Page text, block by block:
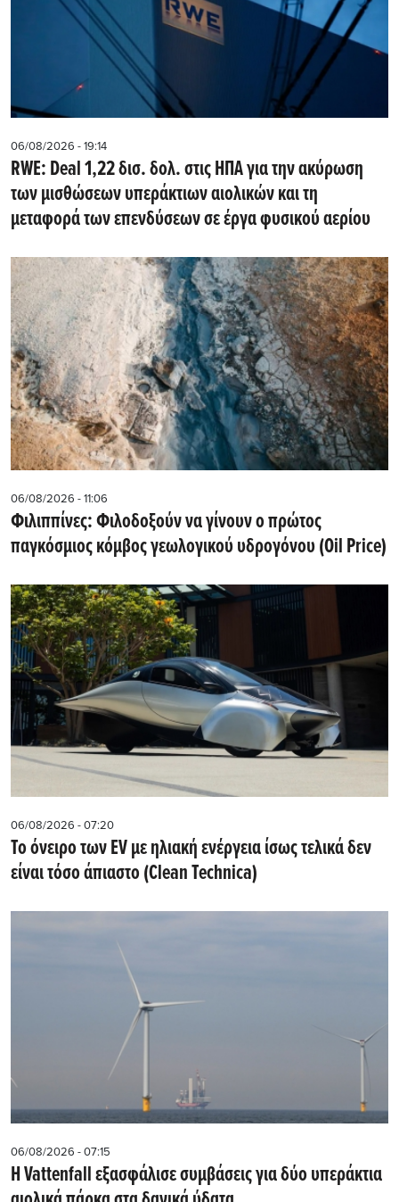
06/08/2026 - 19:14
RWE: Deal 1,22 δισ. δολ. στις ΗΠΑ για την ακύρωση
των μισθώσεων υπεράκτιων αιολικών και τη
μεταφορά των επενδύσεων σε έργα φυσικού αερίου
06/08/2026 - 11:06
Φιλιππίνες: Φιλοδοξούν να γίνουν ο πρώτος
παγκόσμιος κόμβος γεωλογικού υδρογόνου (Oil Price)
06/08/2026 - 07:20
Το όνειρο των EV με ηλιακή ενέργεια ίσως τελικά δεν
είναι τόσο άπιαστο (Clean Technica)
06/08/2026 - 07:15
Η Vattenfall εξασφάλισε συμβάσεις για δύο υπεράκτια